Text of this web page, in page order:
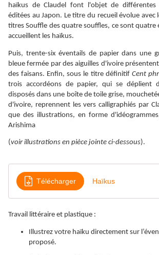
haïkus de Claudel font l'objet de différentes
éditées au Japon. Le titre du recueil évolue avec
titres Souffle des quatre souffles, ce sont quatre
accueillent les haïkus.
Puis, trente-six éventails de papier dans une
bleue fermée par des aiguilles d'ivoire
des faisans. Enfin, sous le titre définitif Cent
trois accordéons de papier, qui se déplient
disposés dans une boîte de toile grise,
d'ivoire, reprennent les vers calligraphiés par
que des illustrations, en forme
Arishima
(voir illustrations en pièce jointe ci-dessous).
Télécharger Haïkus
Travail littéraire et plastique :
Illustrez votre haïku directement sur
proposé.